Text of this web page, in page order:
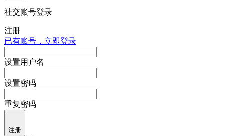
社交账号登录
注册
已有账号，立即登录
设置用户名
设置密码
重复密码
注册